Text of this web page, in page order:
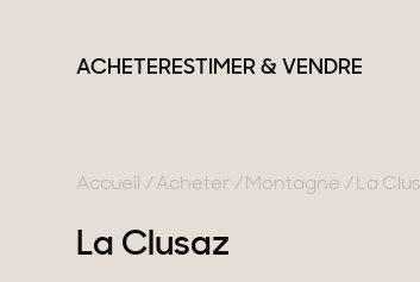
ACHETERESTIMER & VENDRE
Accueil Acheter Montagne La
La Clusaz